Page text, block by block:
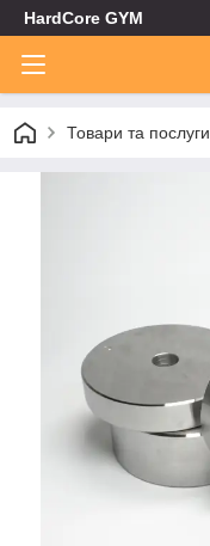
HardCore GYM
Товари та послуги